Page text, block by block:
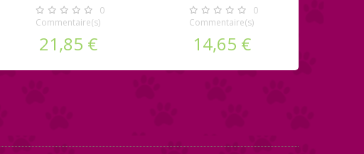
POUR CHIEN0
Commentaire(s)
21,85 €
COUSSINETS ET TRUFFE
POUR CHIEN ET CHAT
0
Commentaire(s)
14,65 €